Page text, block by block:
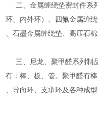
二、金属缠绕垫密封件系
环、内外环）、四氟金属缠
、石墨金属缠绕垫、高压石
三、尼龙、聚甲醛系列制
有：棒、板、管。聚甲醛有
、导向环、支承环及各种成型